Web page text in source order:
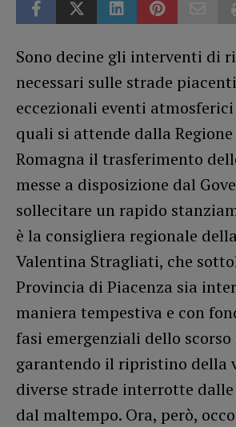
Sono decine gli interventi di
necessari sulle strade
eccezionali eventi
quali si attende dalla
Romagna il trasferimento
messe a disposizione dal
sollecitare un rapido
è la consigliera regionale
Valentina Stragliati, che
Provincia di Piacenza sia
maniera tempestiva e con
fasi emergenziali dello scorso
garantendo il ripristino della
diverse strade interrotte
dal maltempo. Ora, però,